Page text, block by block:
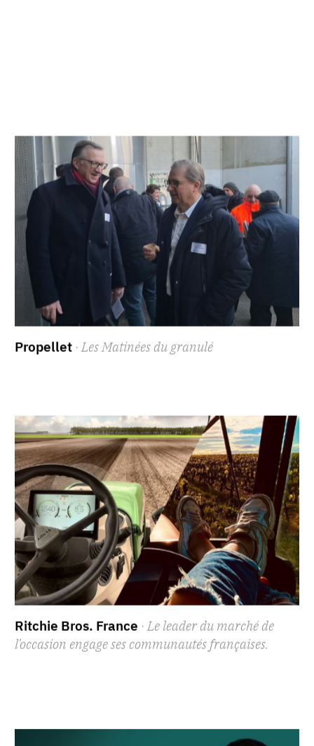
Propellet · Les Matinées du granulé
Ritchie Bros. France · Le leader du marché de
l’occasion engage ses communautés françaises.